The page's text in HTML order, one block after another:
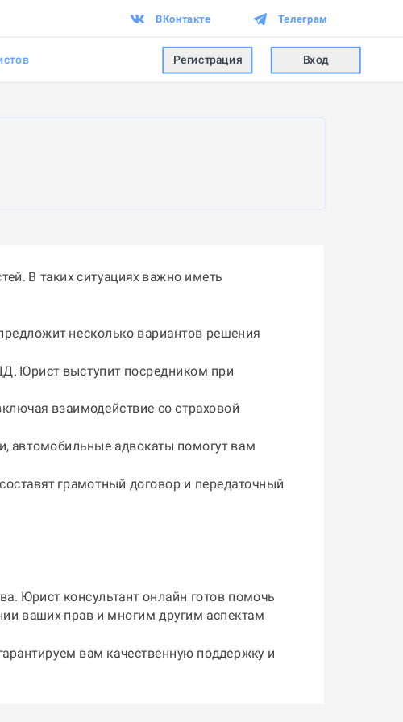
ВКонтакте Телеграм
Регистрация Вход
В таких ситуациях важно иметь
несколько вариантов решения
Юрист выступит посредником при
взаимодействие со страховой
автомобильные адвокаты помогут вам
грамотный договор и передаточный
Юрист консультант онлайн готов помочь
ваших прав и многим другим аспектам
вам качественную поддержку и